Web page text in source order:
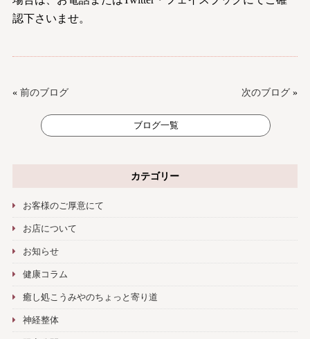
認下さいませ。
« 前のブログ 次のブログ »
ブログ一覧
カテゴリー
お客様のご厚意にて
お店について
お知らせ
健康コラム
癒し処こうみやのちょっと寄り道
神経整体